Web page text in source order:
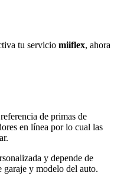
tu servicio miiflex, ahora
de primas de
en línea por lo cual las
y depende de
garaje y modelo del auto.